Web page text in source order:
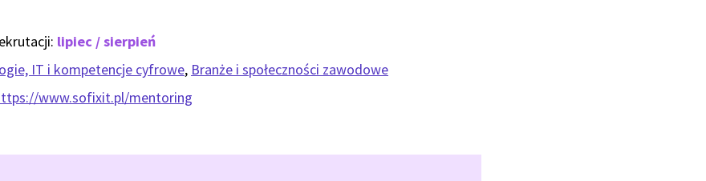
lipiec / sierpień
IT i kompetencje cyfrowe, Branże i społeczności zawodowe
www.sofixit.pl/mentoring